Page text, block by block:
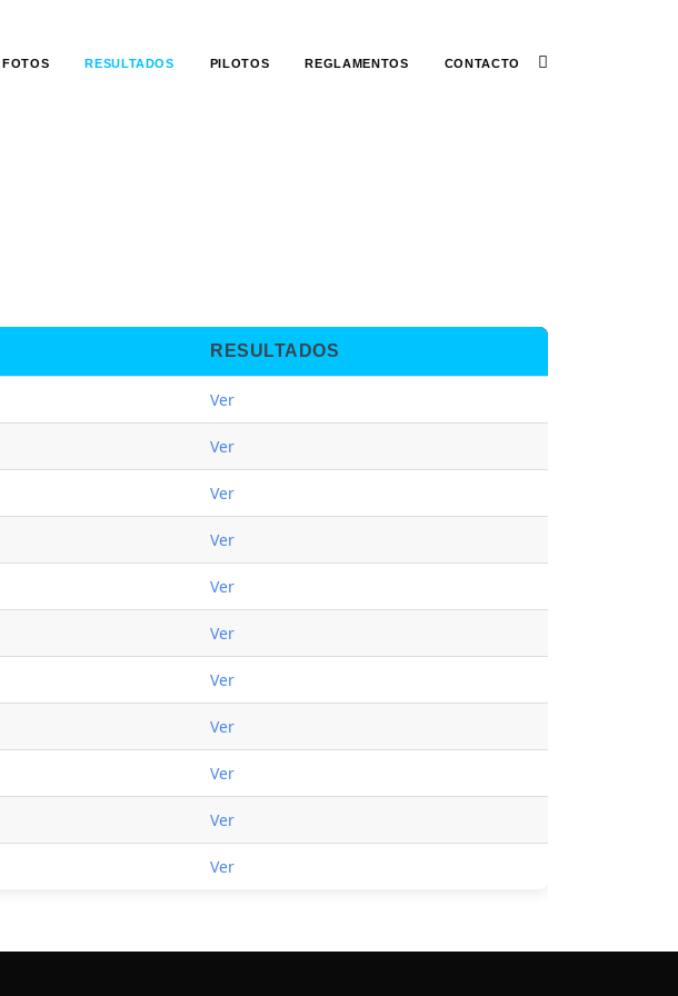
FOTOS RESULTADOS PILOTOS REGLAMENTOS CONTACTO
RESULTADOS
Ver
Ver
Ver
Ver
Ver
Ver
Ver
Ver
Ver
Ver
Ver